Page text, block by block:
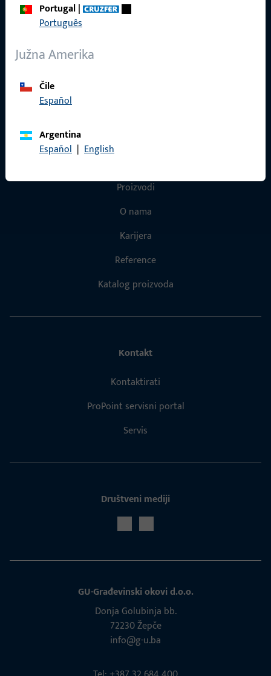
Portugal|
Português
Južna Amerika
Čile
Español
Argentina
Español | English
Općenito
Brzi pristup
Proizvodi
O nama
Karijera
Reference
Katalog proizvoda
Kontakt
Kontaktirati
ProPoint servisni portal
Servis
Društveni mediji
GU-Građevinski okovi d.o.o.
Donja Golubinja bb.
72230 Žepče
info@g-u.ba